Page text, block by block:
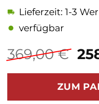
369,00€
Lieferzeit: 1-3
verfügbar
ZUM